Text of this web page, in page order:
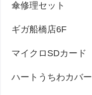
傘修理セット
ギガ船橋店6F
マイクロSDカード
ハートうちわカバー